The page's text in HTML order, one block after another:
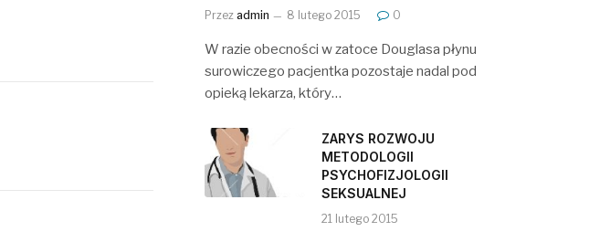
Przez admin 8 lutego 2015 0
W razie obecności w zatoce Douglasa płynu
surowiczego pacjentka pozostaje nadal pod
opieką lekarza, który…
ZARYS ROZWOJU
METODOLOGII
PSYCHOFIZJOLOGII
SEKSUALNEJ
21 lutego 2015